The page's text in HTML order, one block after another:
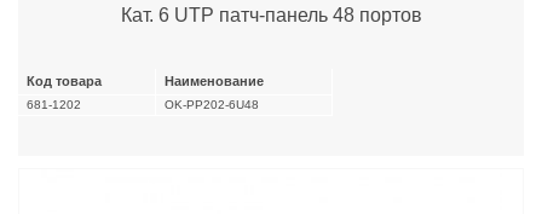
Кат. 6 UTP патч-панель 48 портов
Код товара Наименование
681-1202 OK-PP202-6U48